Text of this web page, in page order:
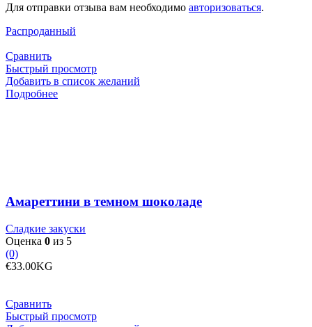
Для отправки отзыва вам необходимо авторизоваться.
Распроданный
Сравнить
Быстрый просмотр
Добавить в список желаний
Подробнее
Амареттини в темном шоколаде
Сладкие закуски
Оценка 0 из 5
(0)
€33.00KG
Сравнить
Быстрый просмотр